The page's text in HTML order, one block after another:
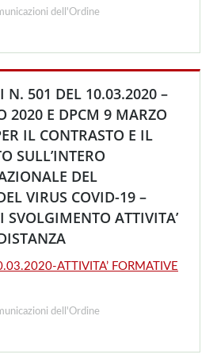
dell'Ordine
N. 501 DEL 10.03.2020 –
2020 E DPCM 9 MARZO
IL CONTRASTO E IL
SULL’INTERO
DEL
VIRUS COVID-19 –
SVOLGIMENTO ATTIVITA’
ATTIVITA’ FORMATIVE
dell'Ordine